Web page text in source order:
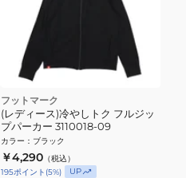
フットマーク
(レディース)冷やしトク フルジッ
プパーカー 3110018-09
カラー ： ブラック
￥4,290 （税込）
195ポイント (5%) UP